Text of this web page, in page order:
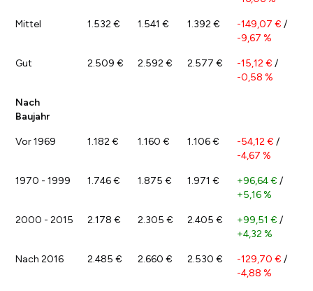
Mittel 1.532 € 1.541 € 1.392 € -149,07 € /
-9,67 %
Gut 2.509 € 2.592 € 2.577 € -15,12 € /
-0,58 %
Nach
Baujahr
Vor 1969 1.182 € 1.160 € 1.106 € -54,12 € /
-4,67 %
1970 - 1999 1.746 € 1.875 € 1.971 € +96,64 € /
+5,16 %
2000 - 2015 2.178 € 2.305 € 2.405 € +99,51 € /
+4,32 %
Nach 2016 2.485 € 2.660 € 2.530 € -129,70 € /
-4,88 %